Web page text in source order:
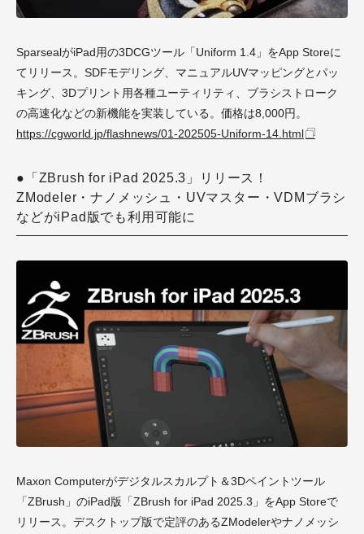
SparsealがiPad用の3DCGツール「Uniform 1.4」をApp Storeに
てリリース。SDFモデリング、マニュアルUVマッピングとパッ
キング、3Dプリント用各種ユーティリティ、ブラシストローク
の高速化などの新機能を実装している。価格は8,000円。
https://cgworld.jp/flashnews/01-202505-Uniform-14.html
●「ZBrush for iPad 2025.3」リリース！
ZModeler・ナノメッシュ・UVマスター・VDMブラシ
などがiPad版でも利用可能に
Maxon Computerがデジタルスカルプト＆3Dペイントツール
「ZBrush」のiPad版「ZBrush for iPad 2025.3」をApp Storeで
リリース。デスクトップ版で定評のあるZModelerやナノメッシ